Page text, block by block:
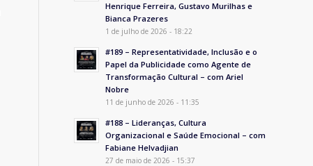
Henrique Ferreira, Gustavo Murilhas e
Bianca Prazeres
1 de julho de 2026 - 18:22
#189 – Representatividade, Inclusão e o
Papel da Publicidade como Agente de
Transformação Cultural – com Ariel
Nobre
11 de junho de 2026 - 11:35
#188 – Lideranças, Cultura
Organizacional e Saúde Emocional – com
Fabiane Helvadjian
27 de maio de 2026 - 15:37